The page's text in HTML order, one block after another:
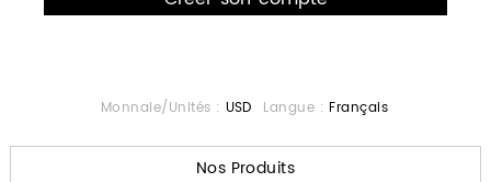
Monnaie/Unités : USD Langue : Français
Nos Produits